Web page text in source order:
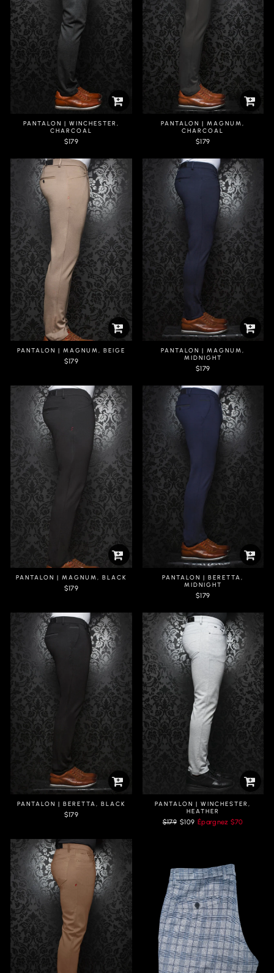
PANTALON | WINCHESTER,
CHARCOAL
$179
PANTALON | MAGNUM,
CHARCOAL
$179
PANTALON | MAGNUM, BEIGE
$179
PANTALON | MAGNUM,
MIDNIGHT
$179
PANTALON | MAGNUM, BLACK
$179
PANTALON | BERETTA,
MIDNIGHT
$179
PANTALON | BERETTA, BLACK
$179
PANTALON | WINCHESTER,
HEATHER
Prix
$179 Prix
$109 Épargnez $70